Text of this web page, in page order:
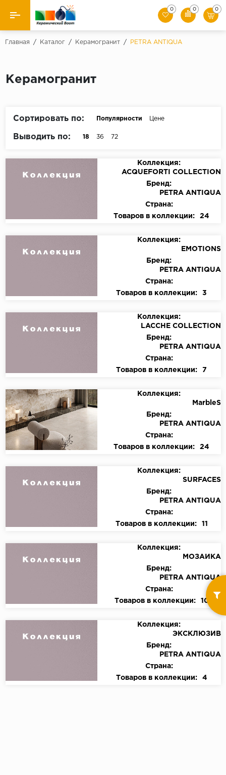
Назад
Керамическая плитка
Клинкер
0 0 0
Главная / Каталог / Керамогранит / PETRA ANTIQUA
Керамогранит
Сортировать по: Популярности Цене
Выводить по: 18 36 72
Коллекция:
ACQUEFORTI COLLECTION
Бренд:
PETRA ANTIQUA
Страна:
Товаров в коллекции:
24
Коллекция:
EMOTIONS
Бренд:
PETRA ANTIQUA
Страна:
Товаров в коллекции:
3
Коллекция:
LACCHE COLLECTION
Бренд:
PETRA ANTIQUA
Страна:
Товаров в коллекции:
7
Коллекция:
MarbleS
Бренд:
PETRA ANTIQUA
Страна:
Товаров в коллекции:
24
Коллекция:
SURFACES
Бренд:
PETRA ANTIQUA
Страна:
Товаров в коллекции:
11
Коллекция:
МОЗАИКА
Бренд:
PETRA ANTIQUA
Страна:
Товаров в коллекции:
10
Коллекция:
ЭКСКЛЮЗИВ
Бренд:
PETRA ANTIQUA
Страна:
Товаров в коллекции:
4